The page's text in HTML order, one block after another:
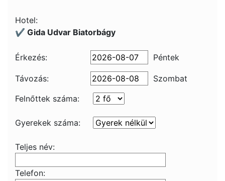
Hotel:
✔️ Gida Udvar Biatorbágy
Érkezés: Péntek
Távozás:
Szombat
Felnőttek száma:
Gyerekek száma:
Teljes név:
Telefon: